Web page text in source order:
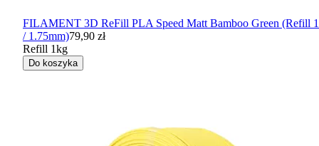
FILAMENT 3D ReFill PLA Speed Matt Bamboo Green (Refill
/ 1.75mm)79,90 zł
Refill 1kg
Do koszyka